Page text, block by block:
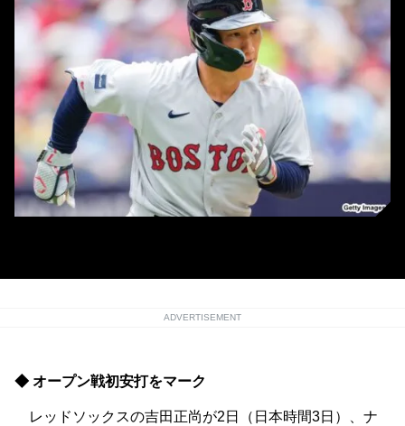
ADVERTISEMENT
◆ オープン戦初安打をマーク
レッドソックスの吉田正尚が2日（日本時間3日）、ナ